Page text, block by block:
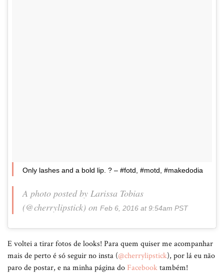
Only lashes and a bold lip. ? – #fotd, #motd, #makedodia
A photo posted by Larissa Tobias
(@cherrylipstick) on Feb 6, 2016 at 9:54am PST
E voltei a tirar fotos de looks! Para quem quiser me acompanhar
mais de perto é só seguir no insta (@cherrylipstick), por lá eu não
paro de postar, e na minha página do Facebooktambém!